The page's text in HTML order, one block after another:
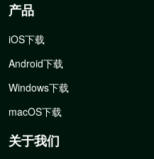
产品
iOS下载
Android下载
Windows下载
macOS下载
关于我们